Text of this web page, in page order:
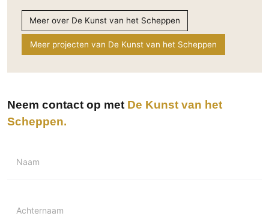
Meer over De Kunst van het Scheppen
Meer projecten van De Kunst van het Scheppen
Neem contact op met De Kunst van het
Scheppen
Naam
Achternaam